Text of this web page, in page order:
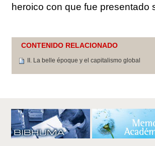
heroico con que fue presentado
CONTENIDO RELACIONADO
II. La belle époque y el capitalismo global